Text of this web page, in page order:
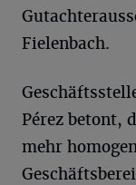
Fielenbach.
Pérez betont,
mehr